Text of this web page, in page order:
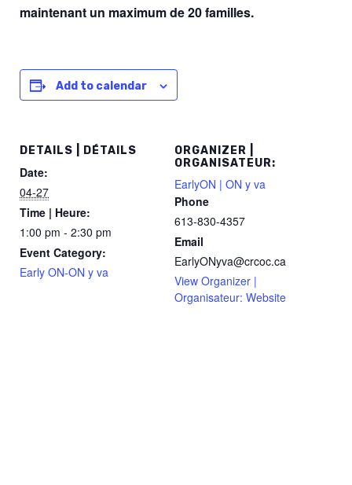
maintenant un maximum de 20 familles.
Add to calendar
DETAILS | DÉTAILS
Date:
04-27
Time | Heure:
1:00 pm - 2:30 pm
Event Category:
Early ON-ON y va
ORGANIZER |
ORGANISATEUR:
EarlyON | ON y va
Phone
613-830-4357
Email
EarlyONyva@crcoc.ca
View Organizer |
Organisateur: Website